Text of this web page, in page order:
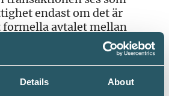
Details About
endast om det är
formella avtalet mellan
leasingtagaren inte
innebörden. Mot
med restvärde torde det
uppgift.